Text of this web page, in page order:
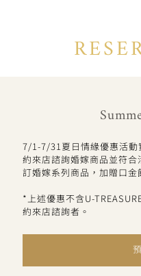
7/1-7/31夏日情緣優惠活
約來店諮詢婚嫁商品並符
訂婚嫁系列商品，加贈口金
*上述優惠不含U-
約來店諮詢者。